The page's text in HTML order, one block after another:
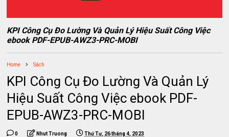
KPI Công Cụ Đo Lường Và Quản Lý Hiệu Suất Công Việc
ebook PDF-EPUB-AWZ3-PRC-MOBI
Home Sách
KPI Công Cụ Đo Lường Và Quản Lý
Hiệu Suất Công Việc ebook PDF-
EPUB-AWZ3-PRC-MOBI
0 Nhut Truong Thứ Tư, 26 tháng 4, 2023